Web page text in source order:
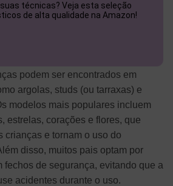
técnicas? Veja esta seleção
de alta qualidade na Amazon!
podem ser encontrados em
argolas, studs (ou tarraxas) e
modelos mais populares incluem
estrelas, corações e flores, que
crianças e tornam o uso do
disso, muitos pais optam por
fechos de segurança, evitando que a
acidentes durante o uso.